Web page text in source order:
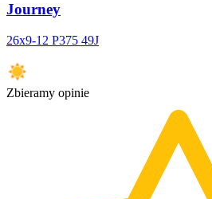
Journey
26x9-12 P375 49J
Zbieramy opinie